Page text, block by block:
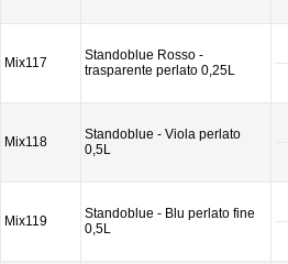
Mix117
Standoblue Rosso -
trasparente perlato 0,25L
Mix118
Standoblue - Viola perlato
0,5L
Mix119
Standoblue - Blu perlato fine
0,5L